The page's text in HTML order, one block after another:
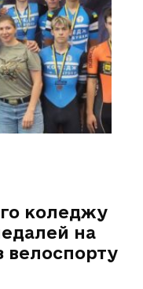
коледжу
на
велоспорту